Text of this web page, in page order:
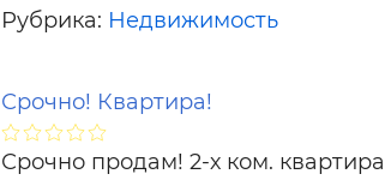
Рубрика: Недвижимость
Срочно! Квартира!
Срочно продам! 2-х ком.